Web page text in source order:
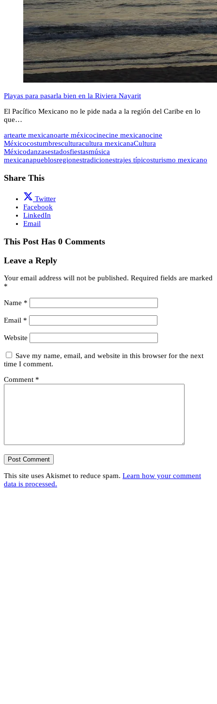
Playas para pasarla bien en la Riviera Nayarit
El Pacífico Mexicano no le pide nada a la región del Caribe en lo
que…
artearte mexicanoarte méxicocinecine mexicanocine
Méxicocostumbresculturacultura mexicanaCultura
Méxicodanzasestadosfiestasmúsica
mexicanapueblosregionestradicionestrajes típicosturismo mexicano
Share This
Twitter
Facebook
LinkedIn
Email
This Post Has 0 Comments
Leave a Reply
Your email address will not be published. Required fields are marked
*
Name *
Email *
Website
Save my name, email, and website in this browser for the next
time I comment.
Comment *
This site uses Akismet to reduce spam. Learn how your comment
data is processed.